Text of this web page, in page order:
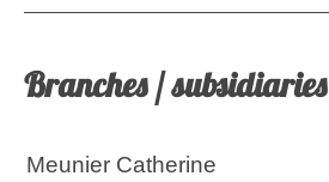
Branches / subsidiaries
Meunier Catherine